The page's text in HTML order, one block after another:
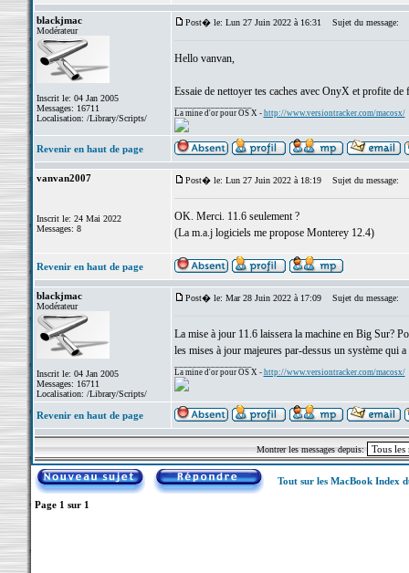
blackjmac
Modérateur
Inscrit le: 04 Jan 2005
Messages: 16711
Localisation: /Library/Scripts/
Post� le: Lun 27 Juin 2022 à 16:31 Sujet du message:
Hello vanvan,
Essaie de nettoyer tes caches avec OnyX et profite
La mine d'or pour OS X - http://www.versiontracker.com/macosx/
Revenir en haut de page
vanvan2007
Inscrit le: 24 Mai 2022
Messages: 8
Post� le: Lun 27 Juin 2022 à 18:19 Sujet du message:
OK. Merci. 11.6 seulement ?
(La m.a.j logiciels me propose Monterey 12.4)
Revenir en haut de page
blackjmac
Modérateur
Inscrit le: 04 Jan 2005
Messages: 16711
Localisation: /Library/Scripts/
Post� le: Mar 28 Juin 2022 à 17:09 Sujet du message:
La mise à jour 11.6 laissera la machine en Big Sur?
les mises à jour majeures par-dessus un système qui
La mine d'or pour OS X - http://www.versiontracker.com/macosx/
Revenir en haut de page
Montrer les messages depuis:
Tout sur les MacBook Index
Page 1 sur 1